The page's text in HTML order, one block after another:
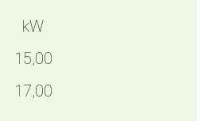
kW
15,00
17,00